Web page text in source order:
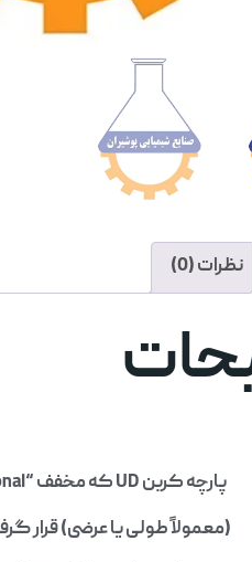
نظرات (0)
پارچه کربن UD که مخفف “Uni-Directional” است، نوعی پارچه تقویت‌کننده از الیاف کربن می‌باشد که تمامی الیاف آن در یک جهت
(معمولاً طولی یا عرضی) قرار